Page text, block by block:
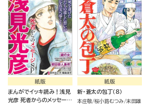
紙版
まんがでイッキ読み！浅見
光彦 死者からのメッセージ
紙版
新・蒼太の包丁（８）
本庄敬 桜小路むつみ 末田雄